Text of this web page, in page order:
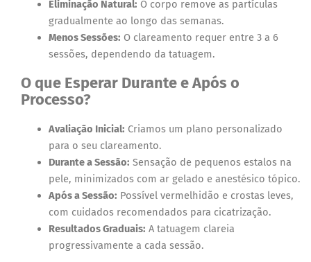
Eliminação Natural: O corpo remove as partículas
gradualmente ao longo das semanas.
Menos Sessões: O clareamento requer entre 3 a 6
sessões, dependendo da tatuagem.
O que Esperar Durante e Após o
Processo?
Avaliação Inicial: Criamos um plano personalizado
para o seu clareamento.
Durante a Sessão: Sensação de pequenos estalos na
pele, minimizados com ar gelado e anestésico tópico.
Após a Sessão: Possível vermelhidão e crostas leves,
com cuidados recomendados para cicatrização.
Resultados Graduais: A tatuagem clareia
progressivamente a cada sessão.